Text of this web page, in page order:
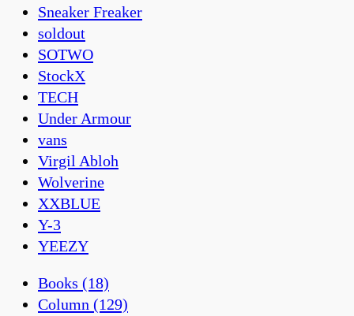
Sneaker Freaker
soldout
SOTWO
StockX
TECH
Under Armour
vans
Virgil Abloh
Wolverine
XXBLUE
Y-3
YEEZY
Books (18)
Column (129)